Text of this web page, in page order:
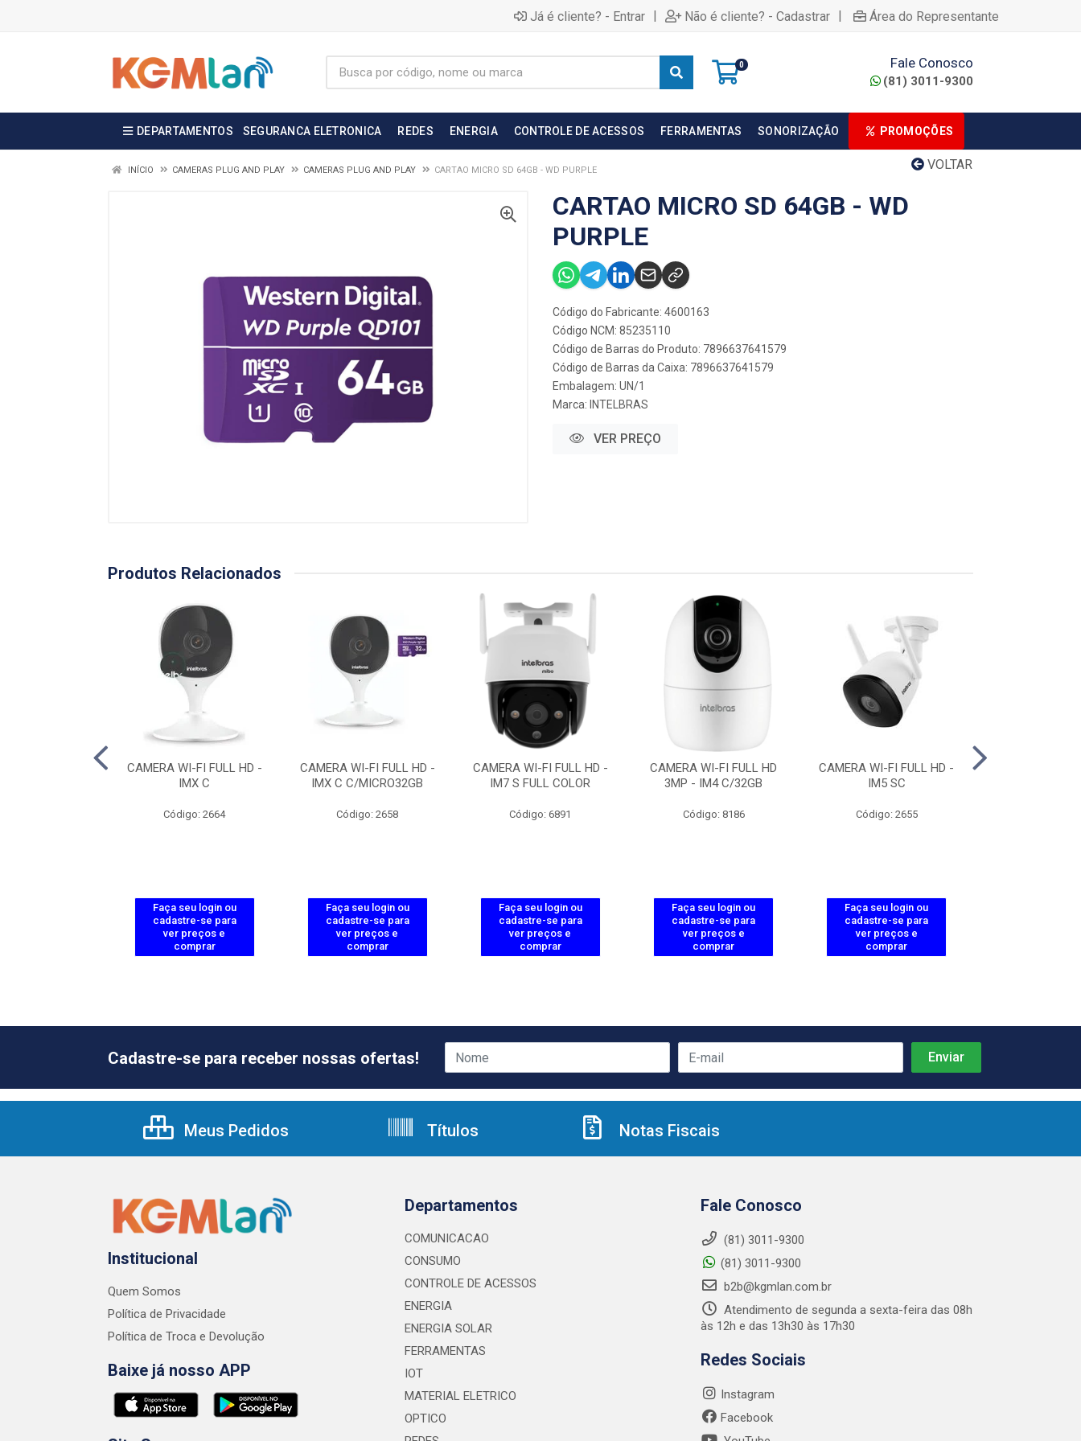
Já é cliente? - Entrar | Não é cliente? - Cadastrar | Área do Representante
0 Fale Conosco
(81) 3011-9300
DEPARTAMENTOS SEGURANCA ELETRONICA REDES ENERGIA CONTROLE DE ACESSOS FERRAMENTAS SONORIZAÇÃO PROMOÇÕES
VOLTAR
INÍCIO CAMERAS PLUG AND PLAY CAMERAS PLUG AND PLAY CARTAO MICRO SD 64GB - WD PURPLE
CARTAO MICRO SD 64GB - WD
PURPLE
Código do Fabricante: 4600163
Código NCM: 85235110
Código de Barras do Produto: 7896637641579
Código de Barras da Caixa: 7896637641579
Embalagem: UN/1
Marca: INTELBRAS
VER PREÇO
Produtos Relacionados
CAMERA WI-FI FULL HD -
IMX C
Código: 2664
Faça seu login ou
cadastre-se para
ver preços e
comprar
CAMERA WI-FI FULL HD -
IMX C C/MICRO32GB
Código: 2658
Faça seu login ou
cadastre-se para
ver preços e
comprar
CAMERA WI-FI FULL HD -
IM7 S FULL COLOR
Código: 6891
Faça seu login ou
cadastre-se para
ver preços e
comprar
CAMERA WI-FI FULL HD
3MP - IM4 C/32GB
Código: 8186
Faça seu login ou
cadastre-se para
ver preços e
comprar
CAMERA WI-FI FULL HD -
IM5 SC
Código: 2655
Faça seu login ou
cadastre-se para
ver preços e
comprar
Cadastre-se para receber nossas ofertas!
Meus Pedidos Títulos Notas Fiscais
Institucional
Quem Somos
Política de Privacidade
Política de Troca e Devolução
Baixe já nosso APP
Departamentos
COMUNICACAO
CONSUMO
CONTROLE DE ACESSOS
ENERGIA
ENERGIA SOLAR
FERRAMENTAS
IOT
MATERIAL ELETRICO
OPTICO
Fale Conosco
(81) 3011-9300
(81) 3011-9300
b2b@kgmlan.com.br
Atendimento de segunda a sexta-feira das 08h
às 12h e das 13h30 às 17h30
Redes Sociais
Instagram
Facebook